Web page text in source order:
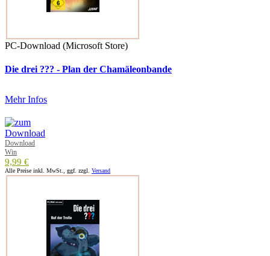
PC-Download (Microsoft Store)
Die drei ??? - Plan der Chamäleonbande
Mehr Infos
Download
Win
9,99 €
Alle Preise inkl. MwSt., ggf. zzgl. Versand